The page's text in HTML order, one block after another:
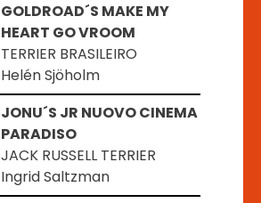
GOLDROAD´S MAKE MY
HEART GO VROOM
TERRIER BRASILEIRO
Helén Sjöholm
JONU´S JR NUOVO CINEMA
PARADISO
JACK RUSSELL TERRIER
Ingrid Saltzman